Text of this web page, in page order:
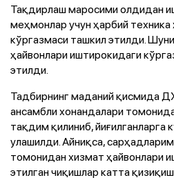
Тақдирлаш маросими олдидан
меҳмонлар учун ҳарбий
кўргазмаси ташкил этилди.
ҳайвонлари иштирокидаги
этилди.
Тадбирнинг маданий қисмида
ансамбли хонандалари
тақдим қилиниб, йиғилганларга
улашилди. Айниқса,
томонидан хизмат ҳайвонлари
этилган чиқишлар катта